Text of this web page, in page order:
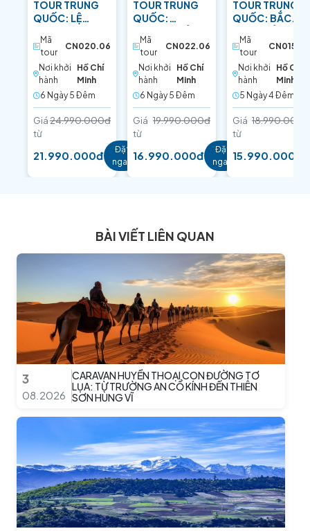
TOUR TRUNG
QUỐC: LỆ
SHANGRI-LA:
TIỂU TÂY TẠNG
Mã
tour
CN020.06
Nơi khởi
hành
Hồ Chí
Minh
6 Ngày 5 Ðêm
Giá
từ
24.990.000đ
21.990.000đ
Đặt
ngay
TOUR TRUNG
QUỐC:
HÀNG CHÂU:
SẮC HOA ANH
ĐÀO
Mã
tour
CN022.06
Nơi khởi
hành
Hồ Chí
Minh
6 Ngày 5 Ðêm
Giá
từ
19.990.000đ
16.990.000đ
Đặt
ngay
TOUR TRUNG
QUỐC: BẮC
PHƯƠNG ĐÔNG
Mã
tour
CN015.05
Nơi khởi
hành
Hồ Chí
Minh
5 Ngày 4 Ðêm
Giá
từ
18.990.000đ
15.990.000đ
BÀI VIẾT LIÊN QUAN
3
08.2026
CARAVAN HUYỀN THOẠI CON ĐƯỜNG TƠ
LỤA: TỪ TRƯỜNG AN CỔ KÍNH ĐẾN THIÊN
SƠN HÙNG VĨ